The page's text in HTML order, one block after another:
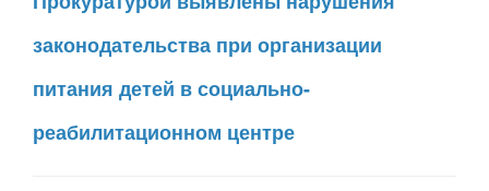
законодательства при организации
питания детей в социально-
реабилитационном центре